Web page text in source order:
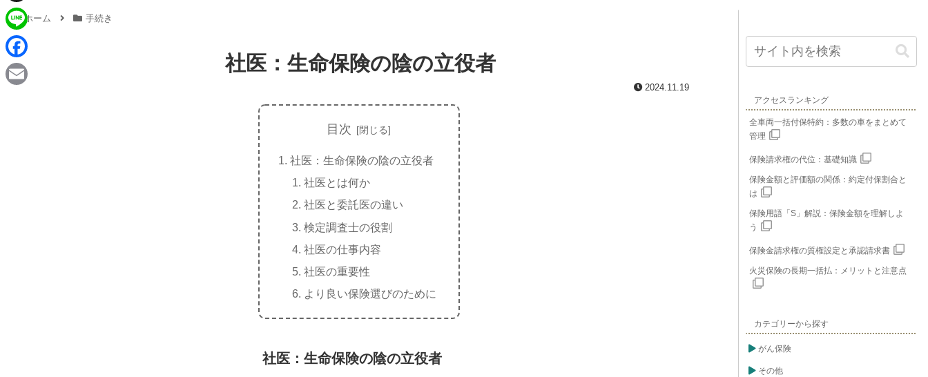
ホーム 手続き
社医：生命保険の陰の立役者
2024.11.19
目次
社医：生命保険の陰の立役者
社医とは何か
社医と委託医の違い
検定調査士の役割
社医の仕事内容
社医の重要性
より良い保険選びのために
社医：生命保険の陰の立役者
アクセスランキング
全車両一括付保特約：多数の車をまとめて
管理
保険請求権の代位：基礎知識
保険金額と評価額の関係：約定付保割合と
は
保険用語「S」解説：保険金額を理解しよ
う
保険金請求権の質権設定と承認請求書
火災保険の長期一括払：メリットと注意点
カテゴリーから探す
がん保険
その他
e
d
d
i
X
L
n
F